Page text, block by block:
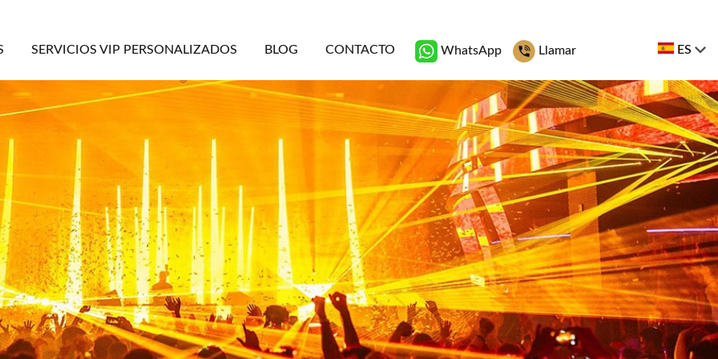
SERVICIOS VIP PERSONALIZADOS BLOG CONTACTO WhatsApp Llamar ES